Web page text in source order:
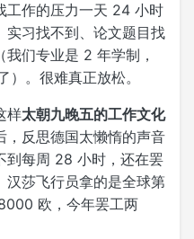
工作的压力一天 24 小时
实习找不到、论文题目找
们专业是 2 年学制，
。很难真正放松。
样太朝九晚五的工作文化
，反思德国太懒惰的声音
到每周 28 小时，还在罢
汉莎飞行员拿的是全球第
欧，今年罢工两